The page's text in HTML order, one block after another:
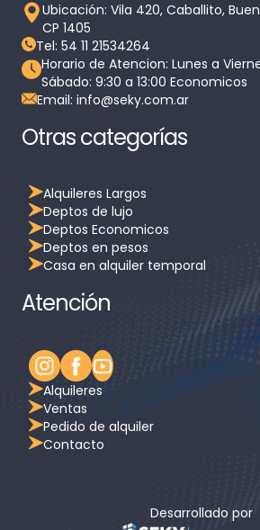
Ubicación: Vila 420, Caballito,
CP 1405
Tel: 54 11 21534264
Horario de Atencion: Lunes a
Sábado: 9:30 a 13:00 Economicos
Email: info@seky.com.ar
Otras categorías
Alquileres Largos
Deptos de lujo
Deptos Economicos
Deptos en pesos
Casa en alquiler temporal
Atención
Alquileres
Ventas
Pedido de alquiler
Contacto
Desarrollado por